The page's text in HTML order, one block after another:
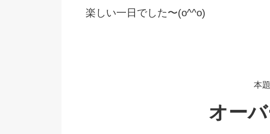
楽しい一日でした〜(o^^o)
本
オー